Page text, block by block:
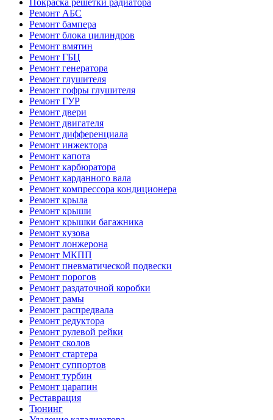
Покраска решетки радиатора
Ремонт АБС
Ремонт бампера
Ремонт блока цилиндров
Ремонт вмятин
Ремонт ГБЦ
Ремонт генератора
Ремонт глушителя
Ремонт гофры глушителя
Ремонт ГУР
Ремонт двери
Ремонт двигателя
Ремонт дифференциала
Ремонт инжектора
Ремонт капота
Ремонт карбюратора
Ремонт карданного вала
Ремонт компрессора кондиционера
Ремонт крыла
Ремонт крыши
Ремонт крышки багажника
Ремонт кузова
Ремонт лонжерона
Ремонт МКПП
Ремонт пневматической подвески
Ремонт порогов
Ремонт раздаточной коробки
Ремонт рамы
Ремонт распредвала
Ремонт редуктора
Ремонт рулевой рейки
Ремонт сколов
Ремонт стартера
Ремонт суппортов
Ремонт турбин
Ремонт царапин
Реставрация
Тюнинг